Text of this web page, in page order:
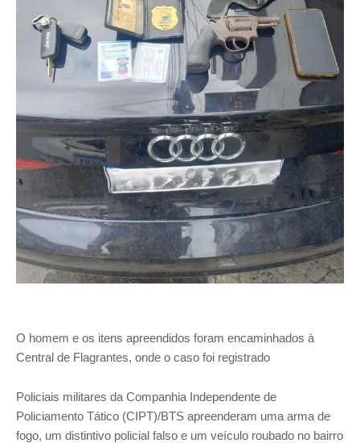
O homem e os itens apreendidos foram encaminhados à
Central de Flagrantes, onde o caso foi registrado
Policiais militares da Companhia Independente de
Policiamento Tático (CIPT)/BTS apreenderam uma arma de
fogo, um distintivo policial falso e um veículo roubado no bairro